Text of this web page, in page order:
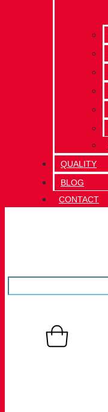
QUALITY
BLOG
CONTACT